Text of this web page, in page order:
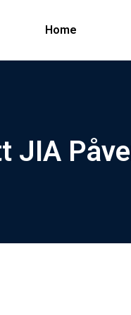
Home
JIA